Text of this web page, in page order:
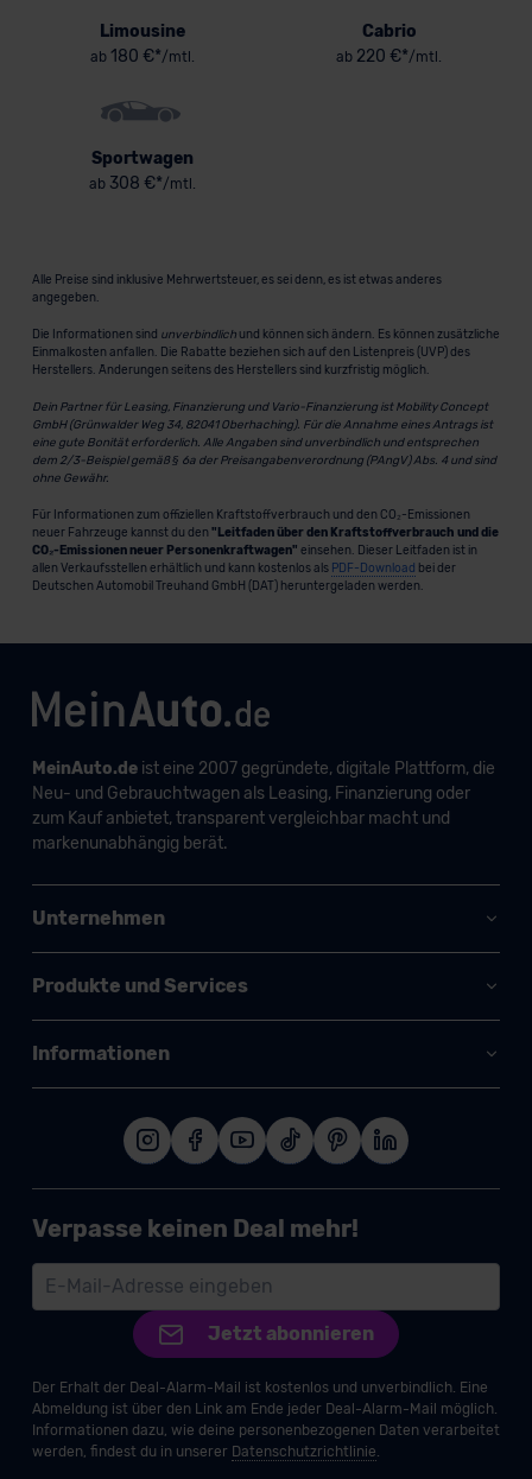
Limousine
ab 180 €*/mtl.
Cabrio
ab 220 €*/mtl.
Sportwagen
ab 308 €*/mtl.
Alle Preise sind inklusive Mehrwertsteuer, es sei denn, es ist etwas anderes
angegeben.
Die Informationen sind unverbindlichund können sich ändern. Es können zusätzliche
Einmalkosten anfallen. Die Rabatte beziehen sich auf den Listenpreis (UVP) des
Herstellers. Änderungen seitens des Herstellers sind kurzfristig möglich.
Dein Partner für Leasing, Finanzierung und Vario-Finanzierung ist Mobility Concept
GmbH (Grünwalder Weg 34, 82041 Oberhaching). Für die Annahme eines Antrags ist
eine gute Bonität erforderlich. Alle Angaben sind unverbindlich und entsprechen
dem 2/3-Beispiel gemäß § 6a der Preisangabenverordnung (PAngV) Abs. 4 und sind
ohne Gewähr.
Für Informationen zum offiziellen Kraftstoffverbrauch und den CO₂-Emissionen
neuer Fahrzeuge kannst du den "Leitfaden über den Kraftstoffverbrauch und die
CO₂-Emissionen neuer Personenkraftwagen" einsehen. Dieser Leitfaden ist in
allen Verkaufsstellen erhältlich und kann kostenlos als PDF-Download bei der
Deutschen Automobil Treuhand GmbH (DAT) heruntergeladen werden.
MeinAuto.deist eine 2007 gegründete, digitale Plattform, die
Neu- und Gebrauchtwagen als Leasing, Finanzierung oder
zum Kauf anbietet, transparent vergleichbar macht und
markenunabhängig berät.
Unternehmen
Produkte und Services
Informationen
Verpasse keinen Deal mehr!
Jetzt abonnieren
Der Erhalt der Deal-Alarm-Mail ist kostenlos und unverbindlich. Eine
Abmeldung ist über den Link am Ende jeder Deal-Alarm-Mail möglich.
Informationen dazu, wie deine personenbezogenen Daten verarbeitet
werden, findest du in unserer Datenschutzrichtlinie.